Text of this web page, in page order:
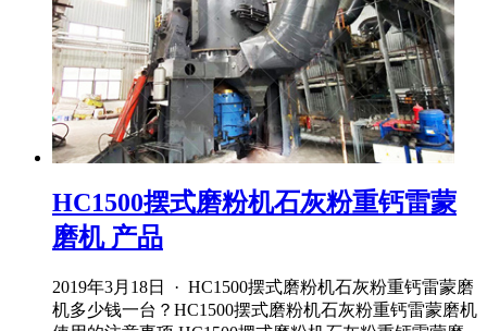
HC1500摆式磨粉机石灰粉重钙雷蒙
磨机 产品
2019年3月18日 · HC1500摆式磨粉机石灰粉重钙雷蒙磨
机多少钱一台？HC1500摆式磨粉机石灰粉重钙雷蒙磨机